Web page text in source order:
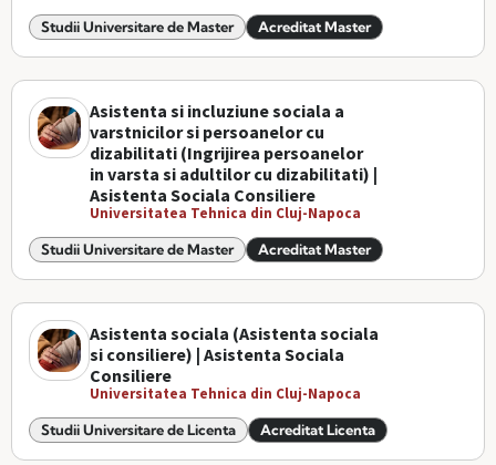
Studii Universitare de Master Acreditat Master
Asistenta si incluziune sociala a
varstnicilor si persoanelor cu
dizabilitati (Ingrijirea persoanelor
in varsta si adultilor cu dizabilitati) |
Asistenta Sociala Consiliere
Universitatea Tehnica din Cluj-Napoca
Studii Universitare de Master Acreditat Master
Asistenta sociala (Asistenta sociala
si consiliere) | Asistenta Sociala
Consiliere
Universitatea Tehnica din Cluj-Napoca
Studii Universitare de Licenta Acreditat Licenta